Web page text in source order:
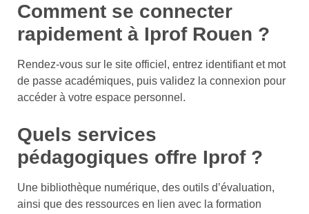
Comment se connecter
rapidement à Iprof Rouen ?
Rendez-vous sur le site officiel, entrez identifiant et mot
de passe académiques, puis validez la connexion pour
accéder à votre espace personnel.
Quels services
pédagogiques offre Iprof ?
Une bibliothèque numérique, des outils d’évaluation,
ainsi que des ressources en lien avec la formation